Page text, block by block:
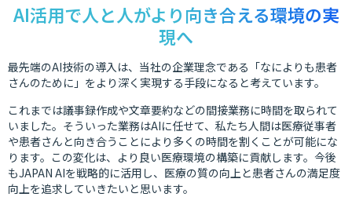
AI活用で人と人がより向き合える環境の実
現へ
最先端のAI技術の導入は、当社の企業理念である「なによりも患者
さんのために」をより深く実現する手段になると考えています。
これまでは議事録作成や文章要約などの間接業務に時間を取られて
いました。そういった業務はAIに任せて、私たち人間は医療従事者
や患者さんと向き合うことにより多くの時間を割くことが可能にな
ります。この変化は、より良い医療環境の構築に貢献します。今後
もJAPAN AIを戦略的に活用し、医療の質の向上と患者さんの満足度
向上を追求していきたいと思います。